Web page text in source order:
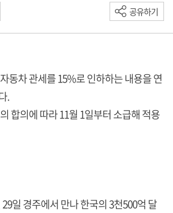
공유하기
동차 관세를 15%로 인하하는 내용을 연
.
합의에 따라 11월 1일부터 소급해 적용
일 경주에서 만나 한국의 3천500억 달